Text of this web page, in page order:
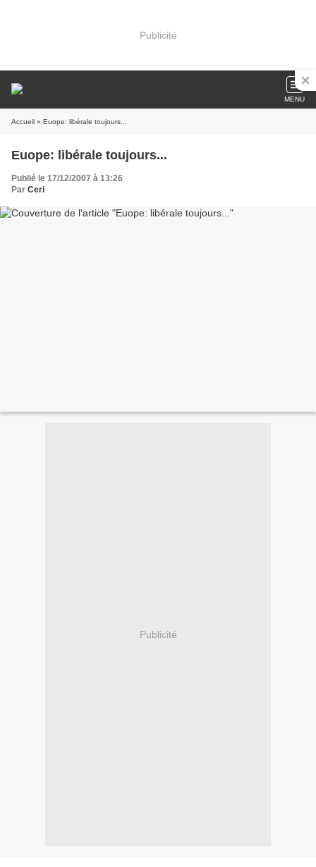
Publicité
MENU
Accueil » Euope: libérale toujours...
Euope: libérale toujours...
Publié le 17/12/2007 à 13:26
Par Ceri
Publicité